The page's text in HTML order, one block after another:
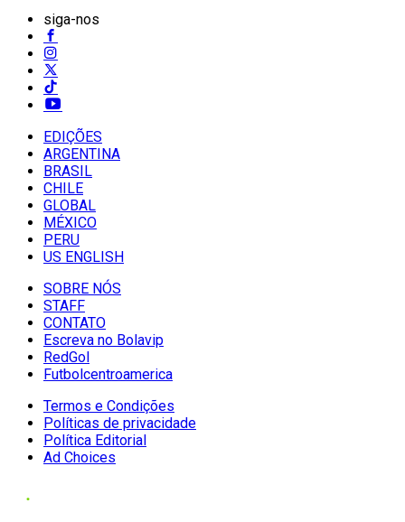
siga-nos
EDIÇÕES
ARGENTINA
BRASIL
CHILE
GLOBAL
MÉXICO
PERU
US ENGLISH
SOBRE NÓS
STAFF
CONTATO
Escreva no Bolavip
RedGol
Futbolcentroamerica
Termos e Condições
Políticas de privacidade
Política Editorial
Ad Choices